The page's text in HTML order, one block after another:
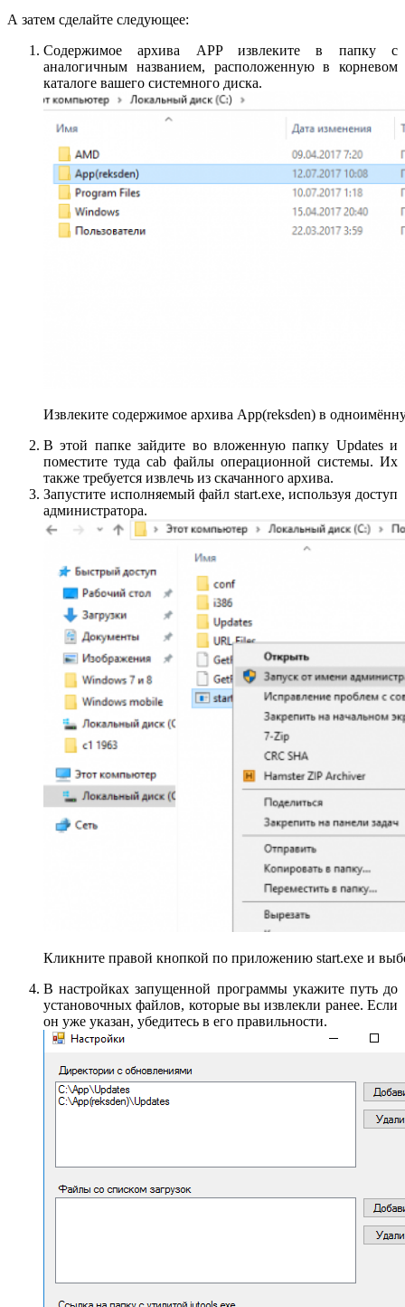
А затем сделайте следующее:
Содержимое архива APP извлеките в папку с
аналогичным названием, расположенную в корневом
каталоге вашего системного диска.
Извлеките содержимое архива App(reksden) в
В этой папке зайдите во вложенную папку Updates и
поместите туда cab файлы операционной системы. Их
также требуется извлечь из скачанного архива.
Запустите исполняемый файл start.exe, используя доступ
администратора.
Кликните правой кнопкой по приложению start.exe и
В настройках запущенной программы укажите путь до
установочных файлов, которые вы извлекли ранее. Если
он уже указан, убедитесь в его правильности.